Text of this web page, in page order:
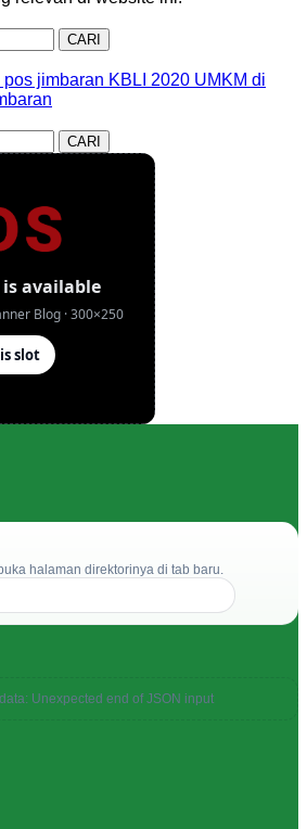
CARI
pos jimbaran KBLI 2020 UMKM di
CARI
halaman direktorinya di tab baru.
Unexpected end of JSON input